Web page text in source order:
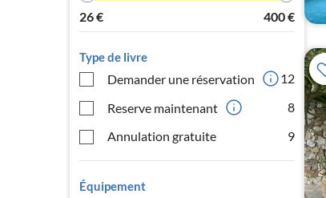
26€ 400€
Type de livre
Demander une réservation
12
Reserve maintenant
8
Annulation gratuite
9
Équipement